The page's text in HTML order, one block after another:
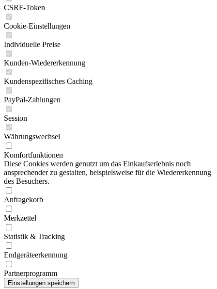
CSRF-Token
Cookie-Einstellungen
Individuelle Preise
Kunden-Wiedererkennung
Kundenspezifisches Caching
PayPal-Zahlungen
Session
Währungswechsel
Komfortfunktionen
Diese Cookies werden genutzt um das Einkaufserlebnis noch
ansprechender zu gestalten, beispielsweise für die Wiedererkennung
des Besuchers.
Anfragekorb
Merkzettel
Statistik & Tracking
Endgeräteerkennung
Partnerprogramm